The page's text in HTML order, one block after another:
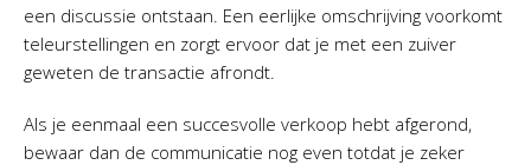
een discussie ontstaan. Een eerlijke omschrijving voorkomt
teleurstellingen en zorgt ervoor dat je met een zuiver
geweten de transactie afrondt.
Als je eenmaal een succesvolle verkoop hebt afgerond,
bewaar dan de communicatie nog even totdat je zeker